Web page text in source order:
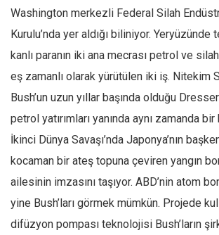
Washington merkezli Federal Silah
Kurulu’nda yer aldığı biliniyor. Yeryüzünde
kanlı paranın iki ana mecrası petrol ve
eş zamanlı olarak yürütülen iki iş. Nitekim
Bush’un uzun yıllar başında olduğu
petrol yatırımları yanında aynı zamanda
İkinci Dünya Savaşı’nda Japonya’nın
kocaman bir ateş topuna çeviren yangın
ailesinin imzasını taşıyor. ABD’nin atom
yine Bush’ları görmek mümkün. Projede
difüzyon pompası teknolojisi Bush’ların